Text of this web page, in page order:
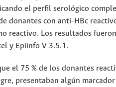
el perfil serológico
donantes con anti-HBc
reactivo. Los resultados
y Epiinfo V 3.5.1.
el 75 % de los donantes
presentaban algún